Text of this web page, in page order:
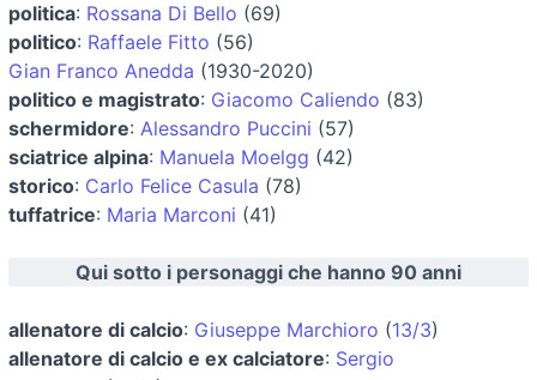
politica: Rossana Di Bello (69)
politico: Raffaele Fitto (56)
Gian Franco Anedda (1930-2020)
politico e magistrato: Giacomo Caliendo (83)
schermidore: Alessandro Puccini (57)
sciatrice alpina: Manuela Moelgg (42)
storico: Carlo Felice Casula (78)
tuffatrice: Maria Marconi (41)
Qui sotto i personaggi che hanno 90 anni
allenatore di calcio: Giuseppe Marchioro (13/3)
allenatore di calcio e ex calciatore: Sergio